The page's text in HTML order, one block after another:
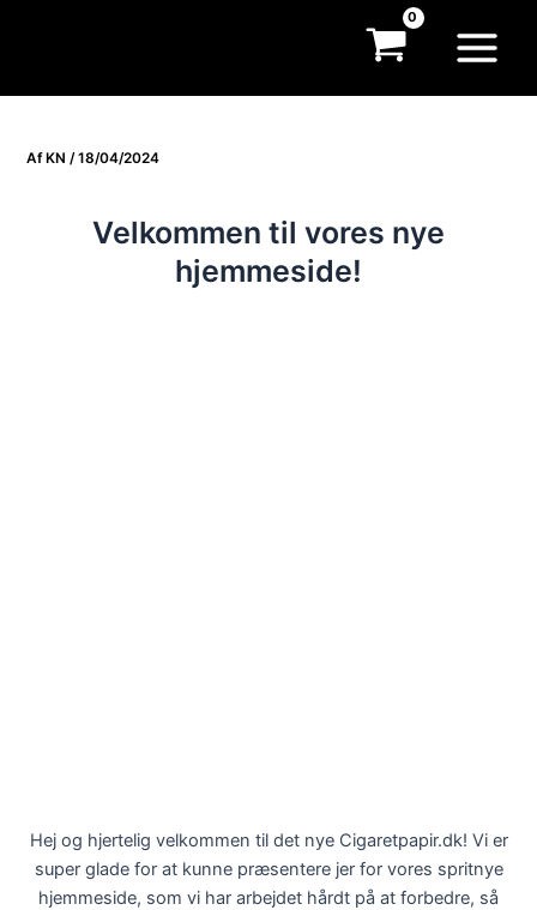
Main
AfKN /18/04/2024
Velkommen til vores nye
hjemmeside!
Hej og hjertelig velkommen til det nye Cigaretpapir.dk! Vi er
super glade for at kunne præsentere jer for vores spritnye
hjemmeside, som vi har arbejdet hårdt på at forbedre, så